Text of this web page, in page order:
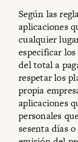
Según las
aplicaciones
cualquier
especificar
del total a
respetar los
propia
aplicaciones
personales
sesenta días